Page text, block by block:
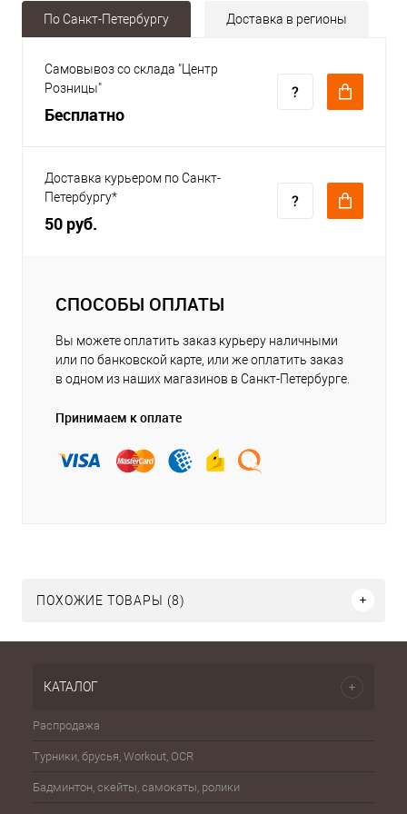
По Санкт-Петербургу Доставка в регионы
Самовывоз со склада "Центр
Розницы"
Бесплатно
Доставка курьером по Санкт-
Петербургу*
50 руб.
СПОСОБЫ ОПЛАТЫ
Вы можете оплатить заказ курьеру наличными
или по банковской карте, или же оплатить заказ
в одном из наших магазинов в Санкт-Петербурге.
Принимаем к оплате
ПОХОЖИЕ ТОВАРЫ (8)
КАТАЛОГ
Распродажа
Турники, брусья, Workout, OCR
Бадминтон, скейты, самокаты, ролики